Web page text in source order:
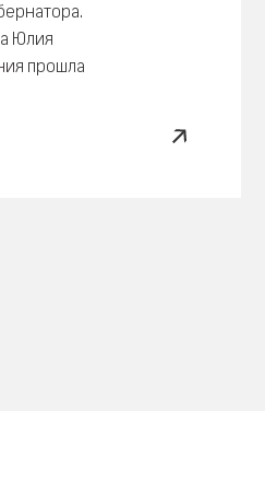
Юлия
прошла